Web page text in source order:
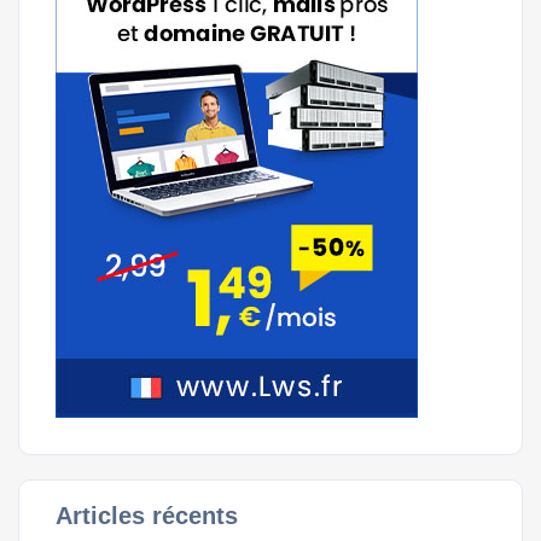
Articles récents